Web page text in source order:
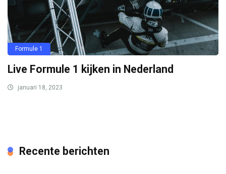
Formule 1
Live Formule 1 kijken in Nederland
januari 18, 2023
Recente berichten